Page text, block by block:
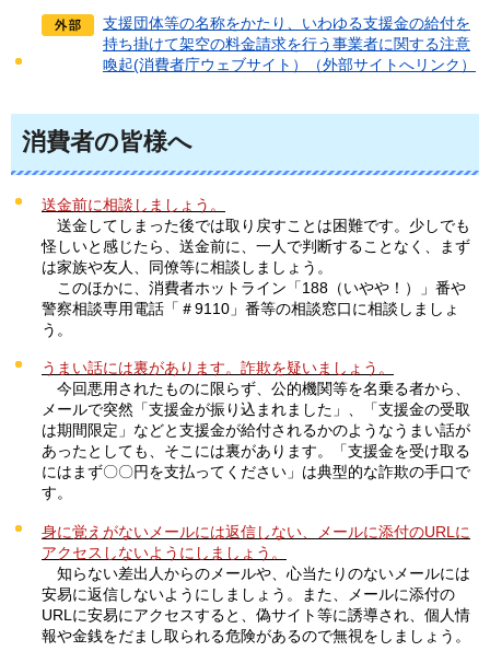
支援団体等の名称をかたり、いわゆる支援金の給付を
持ち掛けて架空の料金請求を行う事業者に関する注意
喚起(消費者庁ウェブサイト）（外部サイトへリンク）
消費者の皆様へ
送金前に相談しましょう。
送金してしまった後では取り戻すことは困難です。少しでも
怪しいと感じたら、送金前に、一人で判断することなく、まず
は家族や友人、同僚等に相談しましょう。
こ のほかに、消費者ホットライン「188（いやや！）」番や
警察相談専用電話「＃9110」番等の相談窓口に相談しましょ
う。
うまい話には裏があります。詐欺を疑いましょう。
今回悪用されたものに限らず、公的機関等を名乗る者から、
メールで突然「支援金が振り込まれました」、「支援金の受取
は期間限定」などと支援金が給付されるかのようなうまい話が
あったとしても、そこには裏があります。「支援金を受け取る
にはまず〇〇円を支払ってください」は典型的な詐欺の手口で
す。
身に覚えがないメールには返信しない、メールに添付のURLに
アクセスしないようにしましょう。
知らない差出人からのメールや、心当たりのないメールには
安易に返信しないようにしましょう。また、メールに添付の
URLに安易にアクセスすると、偽サイト等に誘導され、個人情
報や金銭をだまし取られる危険があるので無視をしましょう。